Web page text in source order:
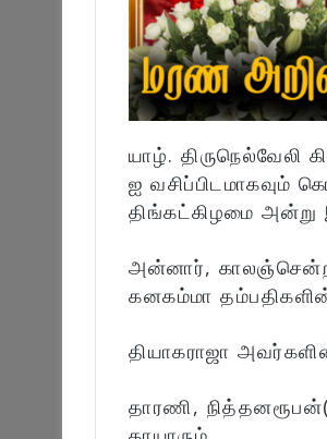
யாழ். திருநெல்வேலி
ஐ வசிப்பிடமாகவும்
திங்கட்கிழமை அன்று
அன்னார், காலஞ்சென்ற
கனகம்மா
தியாகராஜா
தாரணி,